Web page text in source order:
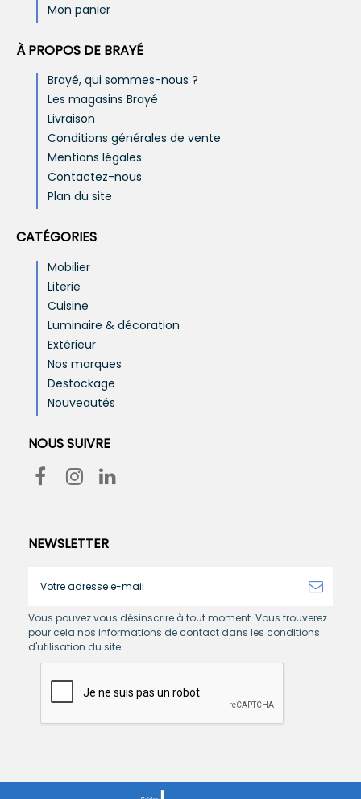
Mon panier
À PROPOS DE BRAYÉ
Brayé, qui sommes-nous ?
Les magasins Brayé
Livraison
Conditions générales de vente
Mentions légales
Contactez-nous
Plan du site
CATÉGORIES
Mobilier
Literie
Cuisine
Luminaire & décoration
Extérieur
Nos marques
Destockage
Nouveautés
NOUS SUIVRE
NEWSLETTER
Vous pouvez vous désinscrire à tout moment. Vous trouverez
pour cela nos informations de contact dans les conditions
d'utilisation du site.